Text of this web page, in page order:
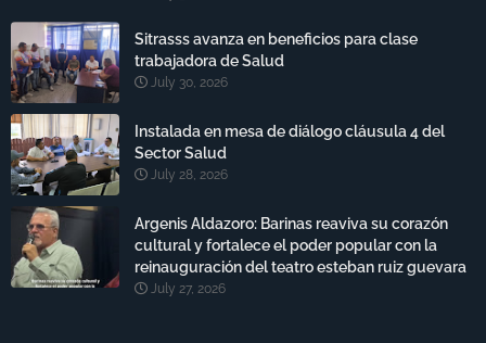
Sitrasss avanza en beneficios para clase
trabajadora de Salud
July 30, 2026
Instalada en mesa de diálogo cláusula 4 del
Sector Salud
July 28, 2026
Argenis Aldazoro: Barinas reaviva su corazón
cultural y fortalece el poder popular con la
reinauguración del teatro esteban ruiz guevara
July 27, 2026